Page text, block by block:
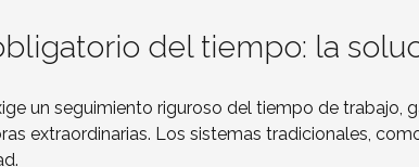
del tiempo: la
un seguimiento riguroso del tiempo de
extraordinarias. Los sistemas tradicionales,